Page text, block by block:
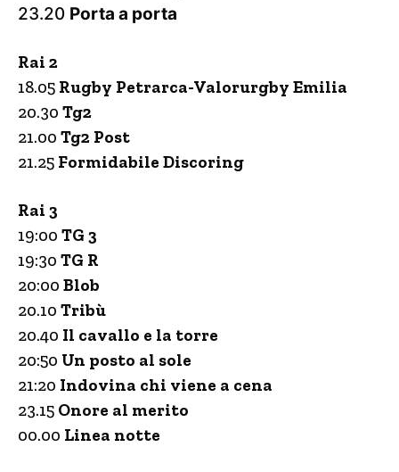
23.20 Porta a porta
Rai 2
18.05 Rugby Petrarca-Valorurgby Emilia
20.30 Tg2
21.00 Tg2 Post
21.25 Formidabile Discoring
Rai 3
19:00 TG 3
19:30 TG R
20:00 Blob
20.10 Tribù
20.40 Il cavallo e la torre
20:50 Un posto al sole
21:20 Indovina chi viene a cena
23.15 Onore al merito
00.00 Linea notte